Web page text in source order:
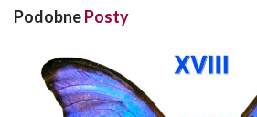
PodobnePosty